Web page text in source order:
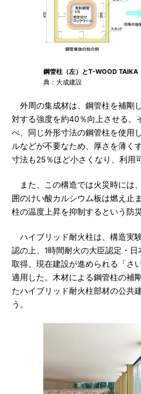
鋼管柱（左）とT-WOOD TAIKA
典：大成建設
外周の集成材は、鋼管柱を補剛
対する強度を約40％向上させる。
べ、同じ外形寸法の鋼管柱を使用
ルなどが不要なため、厚さを薄く
寸法も25％ほど小さくなり、利用
また、この構造では火災時には
囲のけい酸カルシウム板は燃え止
柱の温度上昇を抑制するという防
ハイブリッド耐火柱は、構造実
認の上、1時間耐火の大臣認定・
取得。現在建設が進められる「さ
適用した。木材による鋼管柱の補
たハイブリッド耐火柱部材の公共
う。